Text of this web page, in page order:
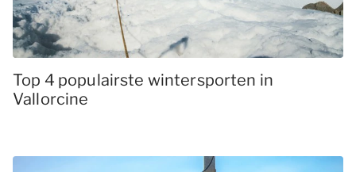
Top 4 populairste wintersporten in
Vallorcine